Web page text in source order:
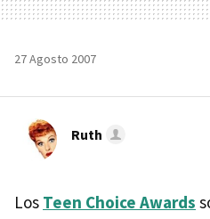
27 Agosto 2007
Ruth
Los Teen Choice Awards